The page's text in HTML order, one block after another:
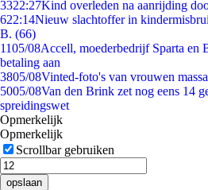
3322:27Kind overleden na aanrijding
622:14Nieuw slachtoffer in
B. (66)
1105/08Accell, moederbedrijf Sparta en
betaling aan
3805/08Vinted-foto's van vrouwen
5005/08Van den Brink zet nog eens 14
spreidingswet
Opmerkelijk
Opmerkelijk
Scrollbar gebruiken
opslaan